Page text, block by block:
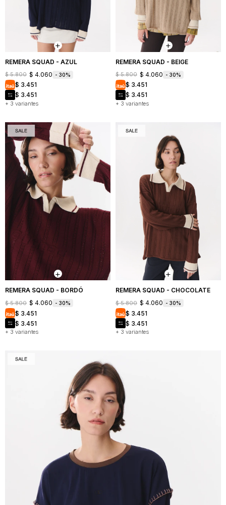
REMERA SQUAD - AZUL
+ 3 variantes
$ 5.800 $ 4.060 30
$ 3.451
$ 3.451
REMERA SQUAD - BEIGE
+ 3 variantes
$ 5.800 $ 4.060 30
$ 3.451
$ 3.451
REMERA SQUAD - BORDÓ
+ 3 variantes
$ 5.800 $ 4.060 30
$ 3.451
$ 3.451
REMERA SQUAD - CHOCOLATE
+ 3 variantes
$ 5.800 $ 4.060 30
$ 3.451
$ 3.451
Buzos
sacos
Shorts
y
faldas
Denim
Mochilas
Carteras
Bufandas